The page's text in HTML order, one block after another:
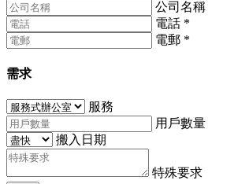
公司名稱
電話 *
電郵 *
需求
服務
用戶數量
搬入日期
特殊要求